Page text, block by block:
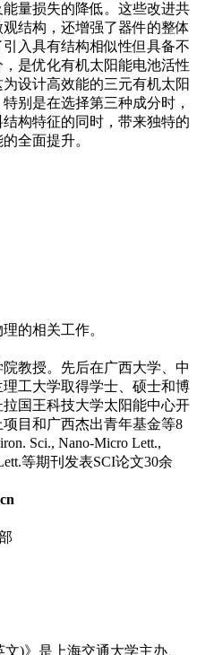
量损失的降低。这些改进共
结构，还增强了器件的整体
入具有结构相似性但具备不
是优化有机太阳能电池活性
设计高效能的三元有机太阳
别是在选择第三种成分时，
构特征的同时，带来独特的
全面提升。
的相关工作。
教授。先后在广西大学、中
工大学取得学士、硕士和博
国王科技大学太阳能中心开
目和广西杰出青年基金等8
Sci., Nano-Micro Lett.,
等期刊发表SCI论文30余
)》是上海交通大学主办、